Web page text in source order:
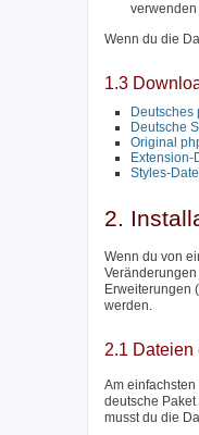
verwenden
Wenn du die
1.3
Deutsches
Deutsche
Original
Extension-
Styles-
2.
Wenn du von
Erweiterungen
werden.
2.1 Dateien
Am
deutsche
musst du die